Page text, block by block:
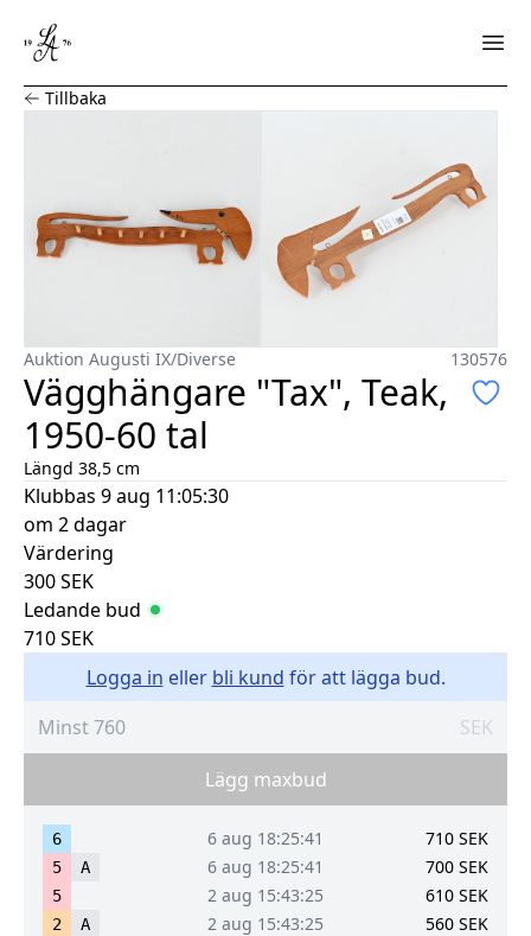
Vägghängare "Tax", Teak, 1950-60 tal
Tillbaka
Auktion Augusti IX/Diverse 130576
Vägghängare "Tax", Teak,
1950-60 tal
Längd 38,5 cm
Klubbas 9 aug 11:05:30
om 2 dagar
Värdering
300SEK
Ledande bud
710SEK
Logga in eller bli kund för att lägga bud.
SEK
Lägg maxbud
6 6 aug 18:25:41 710 SEK
5 A 6 aug 18:25:41 700 SEK
5 2 aug 15:43:25 610 SEK
2 A 2 aug 15:43:25 560 SEK